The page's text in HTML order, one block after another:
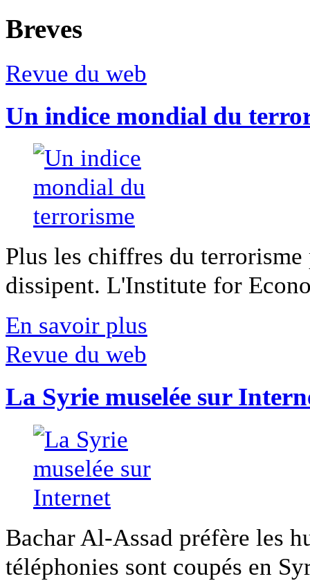
Breves
Revue du web
Un indice mondial du
Plus les chiffres du
dissipent. L'Institute for
En savoir plus
Revue du web
La Syrie muselée sur
Bachar Al-Assad préfère les
téléphonies sont coupés en